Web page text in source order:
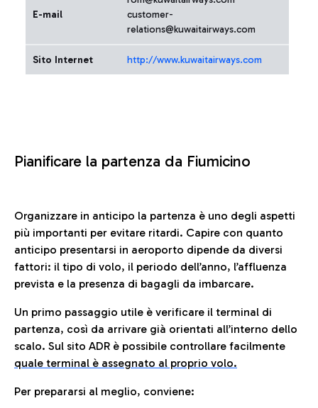
E-mail
customer-
relations@kuwaitairways.com
Sito Internet http://www.kuwaitairways.com
Pianificare la partenza da Fiumicino
Organizzare in anticipo la partenza è uno degli aspetti
più importanti per evitare ritardi. Capire con quanto
anticipo presentarsi in aeroporto dipende da diversi
fattori: il tipo di volo, il periodo dell’anno, l’affluenza
prevista e la presenza di bagagli da imbarcare.
Un primo passaggio utile è verificare il terminal di
partenza, così da arrivare già orientati all’interno dello
scalo. Sul sito ADR è possibile controllare facilmente
quale terminal è assegnato al proprio volo.
Per prepararsi al meglio, conviene: